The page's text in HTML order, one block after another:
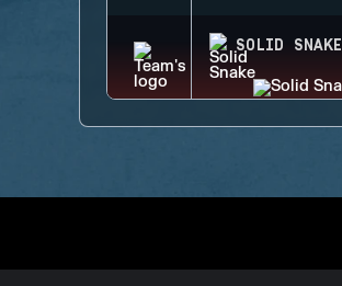
SOLID SNAKE